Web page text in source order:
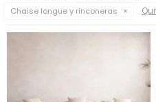
Chaise longue y rinconeras